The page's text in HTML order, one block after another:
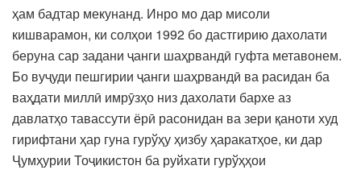
ҳам бадтар мекунанд. Инро мо дар мисоли
кишварамон, ки солҳои 1992 бо дастгирию дахолати
беруна сар задани ҷанги шаҳрвандӣ гуфта метавонем.
Бо вуҷуди пешгирии ҷанги шаҳрвандӣ ва расидан ба
ваҳдати миллӣ имрӯзҳо низ дахолати бархе аз
давлатҳо тавассути ёрӣ расонидан ва зери қаноти худ
гирифтани ҳар гуна гурўҳу ҳизбу ҳаракатҳое, ки дар
Ҷумҳурии Тоҷикистон ба руйхати гурўҳҳои